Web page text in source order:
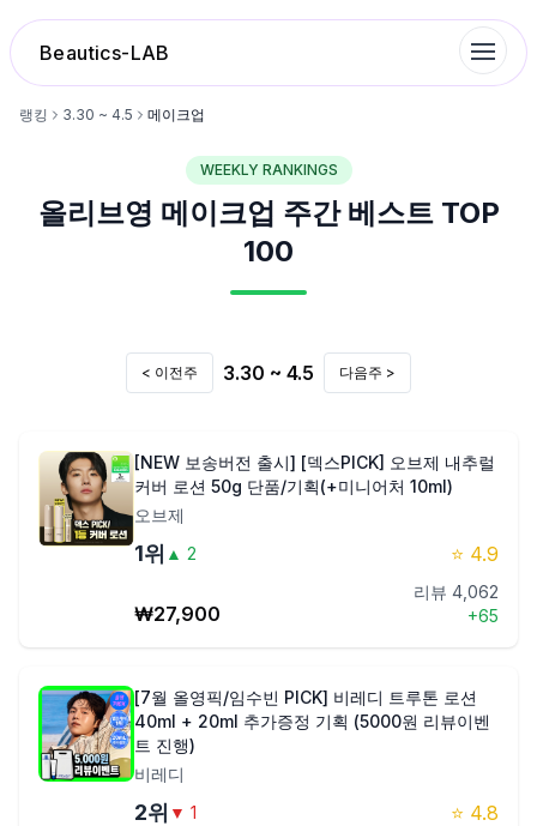
Beautics-LAB
찜 목록
루틴탐색
랭킹 3.30 ~ 4.5 메이크업
WEEKLY RANKINGS
올리브영 메이크업 주간 베스트 TOP
100
< 이전주 3.30 ~ 4.5 다음주 >
[NEW 보송버전 출시] [덱스PICK] 오브제 내추럴
커버 로션 50g 단품/기획(+미니어처 10ml)
오브제
1위 ▲ 2 ⭐ 4.9
₩27,900
리뷰 4,062
+65
[7월 올영픽/임수빈 PICK] 비레디 트루톤 로션
40ml + 20ml 추가증정 기획 (5000원 리뷰이벤
트 진행)
비레디
2위 ▼ 1 ⭐ 4.8